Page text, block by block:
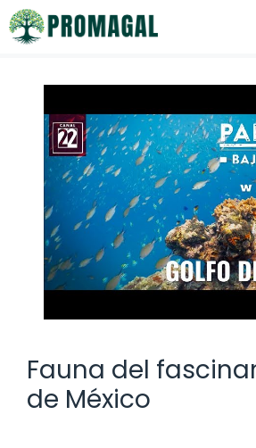
Saltar
al
Fauna del
de México